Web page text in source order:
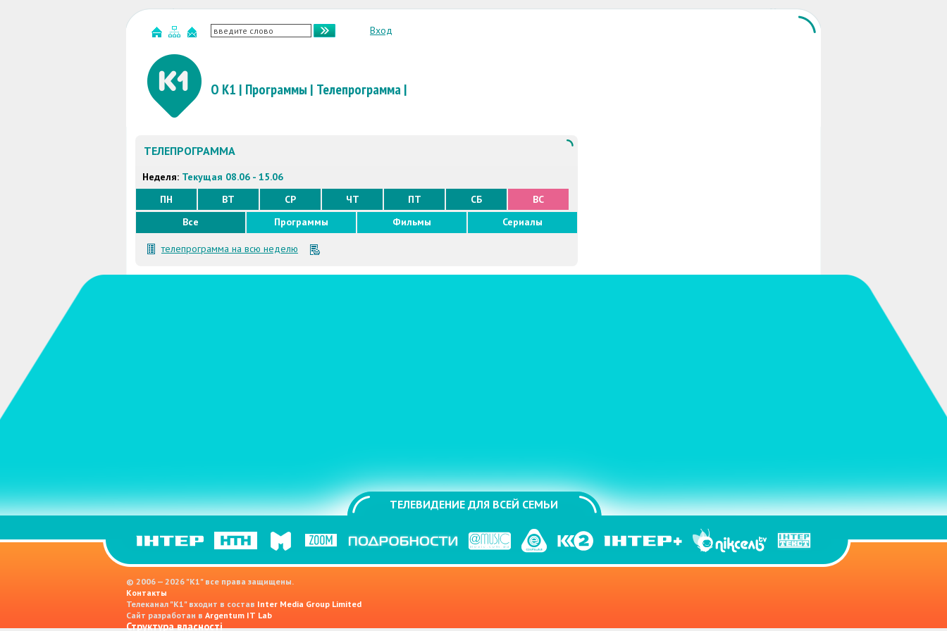
Вход
О К1 | Программы | Телепрограмма|
ТЕЛЕПРОГРАММА
Неделя: Текущая 08.06 - 15.06
ПН
ВТ СР ЧТ ПТ СБ
ВС
Все
Программы Фильмы Сериалы
телепрограмма на всю неделю
ТЕЛЕВИДЕНИЕ ДЛЯ ВСЕЙ СЕМЬИ
© 2006 — 2026 "K1" все права защищены.
Контакты
Телеканал "К1" входит в состав Inter Media Group Limited
Сайт разработан в Argentum IT Lab
Структура власності